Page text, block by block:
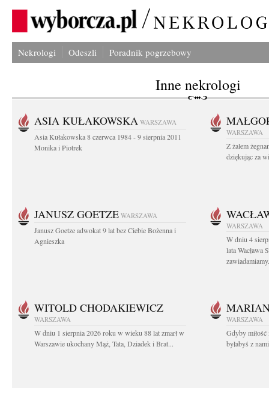
Nekrologi Odeszli Poradnik pogrzebowy
Inne nekrologi
ASIA KUŁAKOWSKA WARSZAWA
Asia Kułakowska 8 czerwca 1984 - 9 sierpnia 2011
Monika i Piotrek
WARSZAWA
Z żalem
dziękując za
JANUSZ GOETZE WARSZAWA
Janusz Goetze adwokat 9 lat bez Ciebie Bożenna i
Agnieszka
WARSZAWA
W dniu 4
lata Wacława
WITOLD CHODAKIEWICZ
WARSZAWA
W dniu 1 sierpnia 2026 roku w wieku 88 lat zmarł w
Warszawie ukochany Mąż, Tata, Dziadek i Brat...
WARSZAWA
Gdyby miłość
byłabyś z